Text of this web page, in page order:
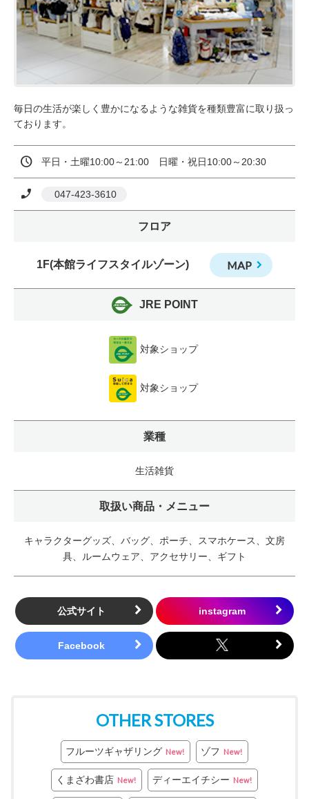
毎日の生活が楽しく豊かになるような雑貨を種類豊富に取り扱っ
ております。
平日・土曜10:00～21:00　日曜・祝日10:00～20:30
047-423-3610
フロア
1F(本館ライフスタイルゾーン) MAP
JRE POINT
対象ショップ
対象ショップ
業種
生活雑貨
取扱い商品・メニュー
キャラクターグッズ、バッグ、ポーチ、スマホケース、文房
具、ルームウェア、アクセサリー、ギフト
公式サイト
OTHER STORES
フルーツギャザリング New! ゾフ New!
くまざわ書店 New! ディーエイチシー New!